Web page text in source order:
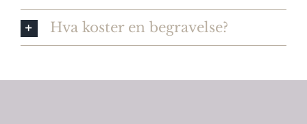
Hva koster en begravelse?